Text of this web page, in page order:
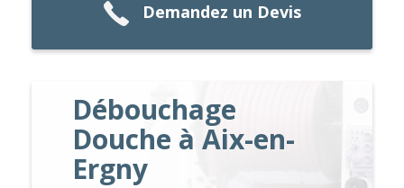
Demandez un Devis
Débouchage
Douche à Aix-en-
Ergny